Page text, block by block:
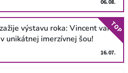
06.08.
výstavu roka: Vincent van
unikátnej imerzívnej šou!
16.07.
TOP